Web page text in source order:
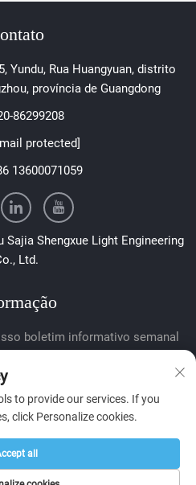
Yundu, Rua Huangyuan, distrito
província de Guangdong
86299208
protected]
13600071059
Shengxue Light Engineering
Ltd.
boletim informativo semanal
to provide our services. If you
click Personalize cookies.
all